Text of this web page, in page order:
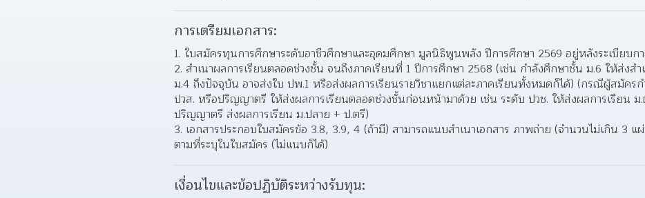
การเตรียมเอกสาร:
ใบสมัครทุนการศึกษาระดับอาชีวศึกษาและอุดมศึกษา มูลนิธิพูนพลัง ปีการศึกษา 2569 อยู่หลังระเบียบก
สําเนาผลการเรียนตลอดช่วงชั้น จนถึงภาคเรียนที่ 1 ปีการศึกษา 2568 (เช่น กําลังศึกษาชั้น ม.6 ให้ส่งสํา
ม.4 ถึงปัจจุบัน อาจส่งใบ ปพ.1 หรือส่งผลการเรียนรายวิชาแยกแต่ละภาคเรียนทั้งหมดก็ได้) (กรณีผู้สมัครกํ
ปวส. หรือปริญญาตรี ให้ส่งผลการเรียนตลอดช่วงชั้นก่อนหน้ามาด้วย เช่น ระดับ ปวช. ให้ส่งผลการเรียน ม
ปริญญาตรี ส่งผลการเรียน ม.ปลาย + ป.ตรี)
เอกสารประกอบใบสมัครข้อ 3.8, 3.9, 4 (ถ้ามี) สามารถแนบสำเนาเอกสาร ภาพถ่าย (จำนวนไม่เกิน 3
ตามที่ระบุในใบสมัคร (ไม่แนบก็ได้)
เงื่อนไขและข้อปฏิบัติระหว่างรับทุน: